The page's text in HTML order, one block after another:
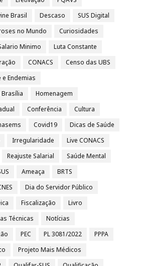
Brasil Descaso
SUS Digital
no Mundo
Curiosidades
Minimo
Luta Constante
CONACS
Censo das UBS
Endemias
Homenagem
Conferência
Cultura
Covid19
Dicas de Saúde
Irregularidade
Live CONACS
Reajuste Salarial
Saúde Mental
Ameaça
BRTS
Dia do Servidor Público
Fiscalização
Livro
Técnicas
Notícias
PEC PL 3081/2022
PPPA
Projeto Mais Médicos